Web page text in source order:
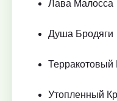
Лава Малосса
Душа Бродяги
Терракотовый
Утопленный